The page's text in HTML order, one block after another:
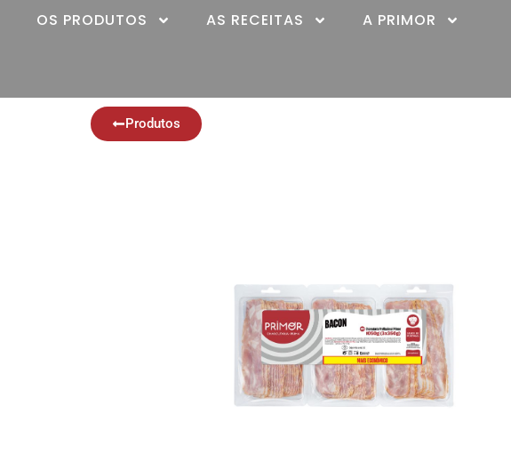
OS PRODUTOS AS RECEITAS A PRIMOR
Produtos